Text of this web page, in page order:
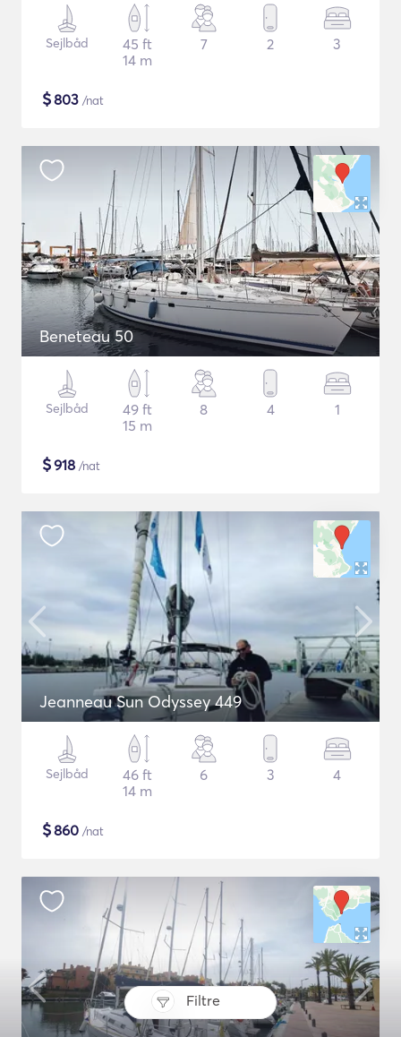
Filtre
Sejlbåd
45 ft
14 m
7 2 3
$803 /nat
Beneteau 50
Sejlbåd
49 ft
15 m
8 4 1
$918 /nat
Jeanneau Sun Odyssey 449
Sejlbåd
46 ft
14 m
6 3 4
$860 /nat